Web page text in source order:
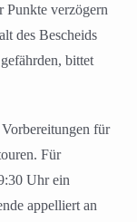
Punkte verzögern
des Bescheids
bittet
für
Für
Uhr ein
appelliert an